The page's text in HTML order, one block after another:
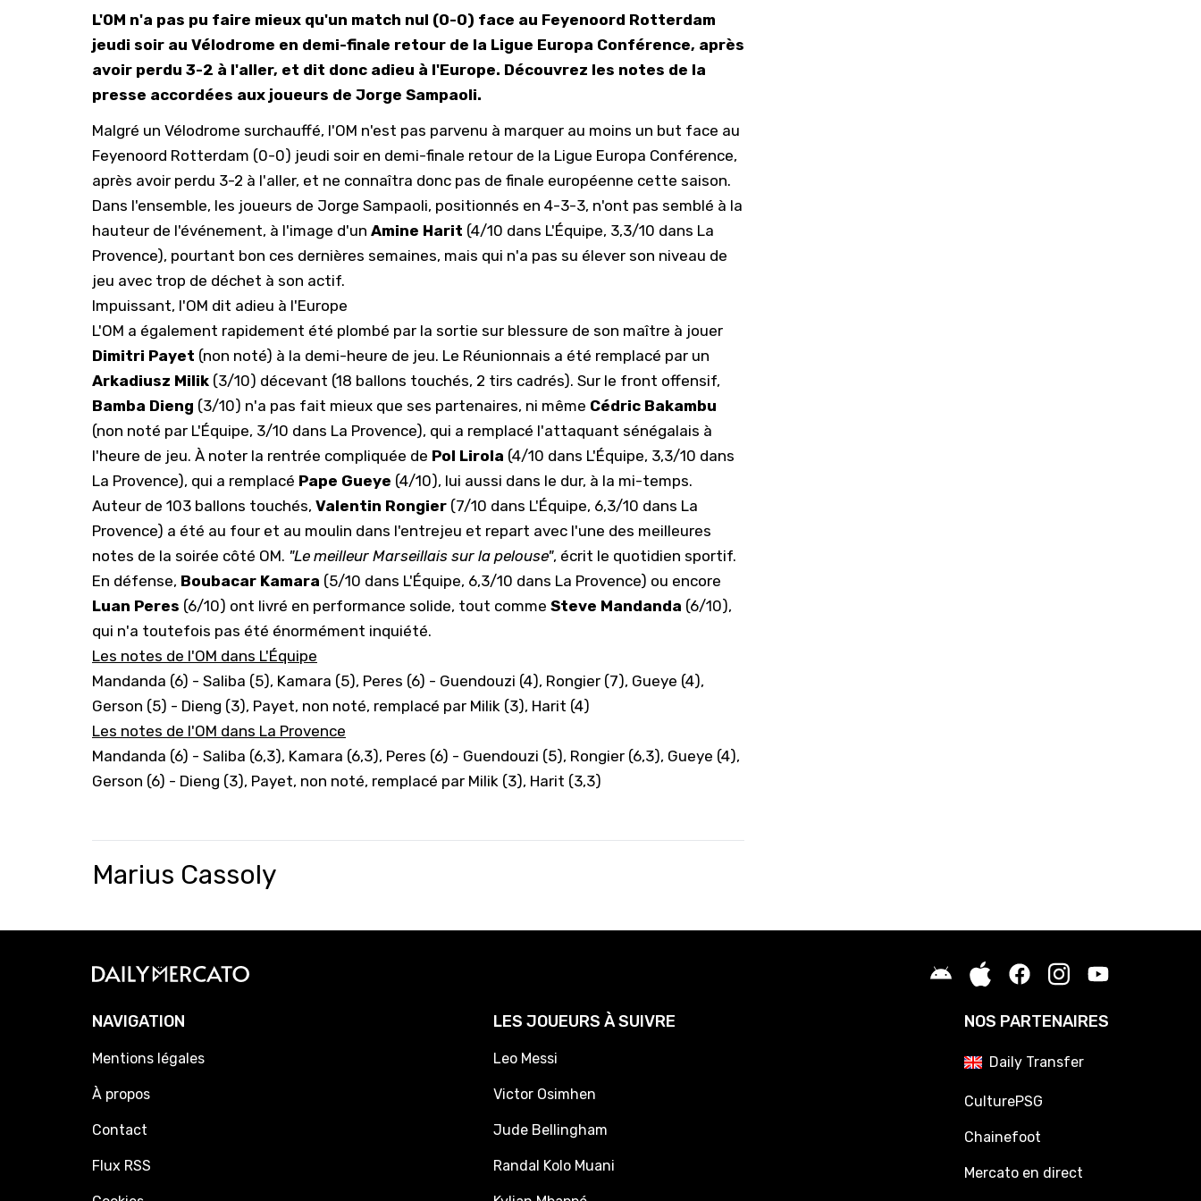
L'OM n'a pas pu faire mieux qu'un match nul (0-0) face au Feyenoord Rotterdam
jeudi soir au Vélodrome en demi-finale retour de la Ligue Europa Conférence, après
avoir perdu 3-2 à l'aller, et dit donc adieu à l'Europe. Découvrez les notes de la
presse accordées aux joueurs de Jorge Sampaoli.
Malgré un Vélodrome surchauffé, l'OM n'est pas parvenu à marquer au moins un but face au
Feyenoord Rotterdam (0-0) jeudi soir en demi-finale retour de la Ligue Europa Conférence,
après avoir perdu 3-2 à l'aller, et ne connaîtra donc pas de finale européenne cette saison.
Dans l'ensemble, les joueurs de Jorge Sampaoli, positionnés en 4-3-3, n'ont pas semblé à la
hauteur de l'événement, à l'image d'un Amine Harit (4/10 dans L'Équipe, 3,3/10 dans La
Provence), pourtant bon ces dernières semaines, mais qui n'a pas su élever son niveau de
jeu avec trop de déchet à son actif.
Impuissant, l'OM dit adieu à l'Europe
L'OM a également rapidement été plombé par la sortie sur blessure de son maître à jouer
Dimitri Payet (non noté) à la demi-heure de jeu. Le Réunionnais a été remplacé par un
Arkadiusz Milik (3/10) décevant (18 ballons touchés, 2 tirs cadrés). Sur le front offensif,
Bamba Dieng (3/10) n'a pas fait mieux que ses partenaires, ni même Cédric Bakambu
(non noté par L'Équipe, 3/10 dans La Provence), qui a remplacé l'attaquant sénégalais à
l'heure de jeu. À noter la rentrée compliquée de Pol Lirola (4/10 dans L'Équipe, 3,3/10 dans
La Provence), qui a remplacé Pape Gueye (4/10), lui aussi dans le dur, à la mi-temps.
Auteur de 103 ballons touchés, Valentin Rongier (7/10 dans L'Équipe, 6,3/10 dans La
Provence) a été au four et au moulin dans l'entrejeu et repart avec l'une des meilleures
notes de la soirée côté OM. "Le meilleur Marseillais sur la pelouse", écrit le quotidien sportif.
En défense, Boubacar Kamara (5/10 dans L'Équipe, 6,3/10 dans La Provence) ou encore
Luan Peres (6/10) ont livré en performance solide, tout comme Steve Mandanda (6/10),
qui n'a toutefois pas été énormément inquiété.
Les notes de l'OM dans L'Équipe
Mandanda (6) - Saliba (5), Kamara (5), Peres (6) - Guendouzi (4), Rongier (7), Gueye (4),
Gerson (5) - Dieng (3), Payet, non noté, remplacé par Milik (3), Harit (4)
Les notes de l'OM dans La Provence
Mandanda (6) - Saliba (6,3), Kamara (6,3), Peres (6) - Guendouzi (5), Rongier (6,3), Gueye (4),
Gerson (6) - Dieng (3), Payet, non noté, remplacé par Milik (3), Harit (3,3)
Marius Cassoly
NAVIGATION
Mentions légales
À propos
Contact
Flux RSS
LES JOUEURS À SUIVRE
Leo Messi
Victor Osimhen
Jude Bellingham
Randal Kolo Muani
NOS PARTENAIRES
Daily Transfer
CulturePSG
Chainefoot
Mercato en direct